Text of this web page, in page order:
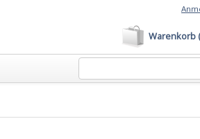
Warenkorb